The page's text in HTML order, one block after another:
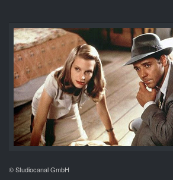
© Studiocanal GmbH